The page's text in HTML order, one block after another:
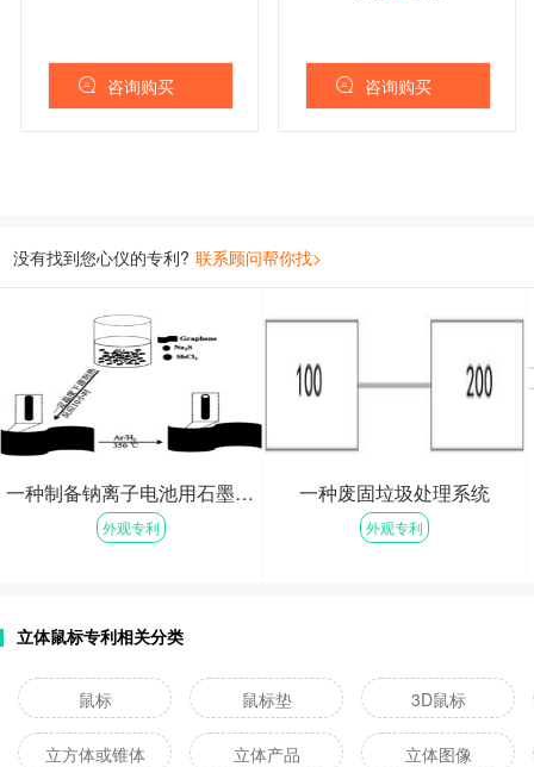
咨询购买 咨询购买
没有找到您心仪的专利? 联系顾问帮你找>
一种制备钠离子电池用石墨烯负载锑纳米管负极材料的方法及其应用
外观专利
一种废固垃圾处理系统
外观专利
立体鼠标专利相关分类
鼠标 鼠标垫 3D鼠标
立方体或锥体 立体产品 立体图像